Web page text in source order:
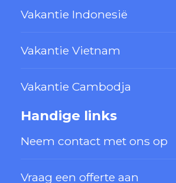
Vakantie Indonesië
Vakantie Vietnam
Vakantie Cambodja
Handige links
Neem contact met ons op
Vraag een offerte aan